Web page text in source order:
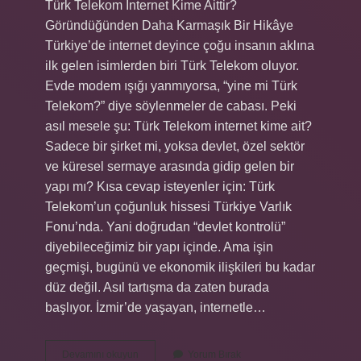
Türk Telekom İnternet Kime Aittir?
Göründüğünden Daha Karmaşık Bir Hikâye
Türkiye’de internet deyince çoğu insanın aklına
ilk gelen isimlerden biri Türk Telekom oluyor.
Evde modem ışığı yanmıyorsa, “yine mi Türk
Telekom?” diye söylenmeler de cabası. Peki
asıl mesele şu: Türk Telekom internet kime ait?
Sadece bir şirket mi, yoksa devlet, özel sektör
ve küresel sermaye arasında gidip gelen bir
yapı mı? Kısa cevap isteyenler için: Türk
Telekom’un çoğunluk hissesi Türkiye Varlık
Fonu’nda. Yani doğrudan “devlet kontrolü”
diyebileceğimiz bir yapı içinde. Ama işin
geçmişi, bugünü ve ekonomik ilişkileri bu kadar
düz değil. Asıl tartışma da zaten burada
başlıyor. İzmir’de yaşayan, internetle…
Yorum Bırak